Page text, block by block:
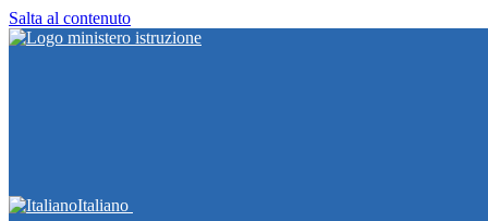
Salta al contenuto
Italiano